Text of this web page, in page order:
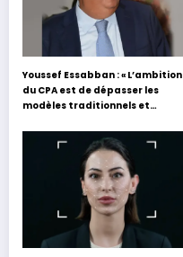
Youssef Essabban : « L’ambition
du CPA est de dépasser les
modèles traditionnels et
s’appuyant sur le partage des
expériences »